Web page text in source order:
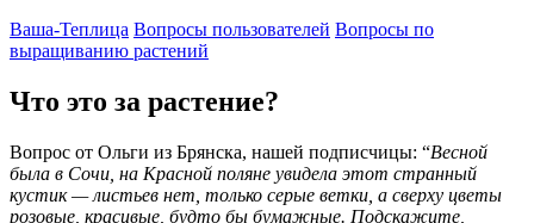
Ваша-Теплица Вопросы пользователей Вопросы по
выращиванию растений
Что это за растение?
Вопрос от Ольги из Брянска, нашей подписчицы: “Весной
была в Сочи, на Красной поляне увидела этот странный
кустик — листьев нет, только серые ветки, а сверху цветы
розовые, красивые, будто бы бумажные. Подскажите,